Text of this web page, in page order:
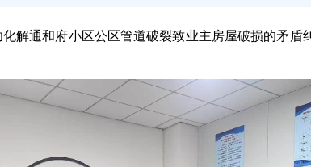
通和府小区公区管道破裂致业主房屋破损的矛盾